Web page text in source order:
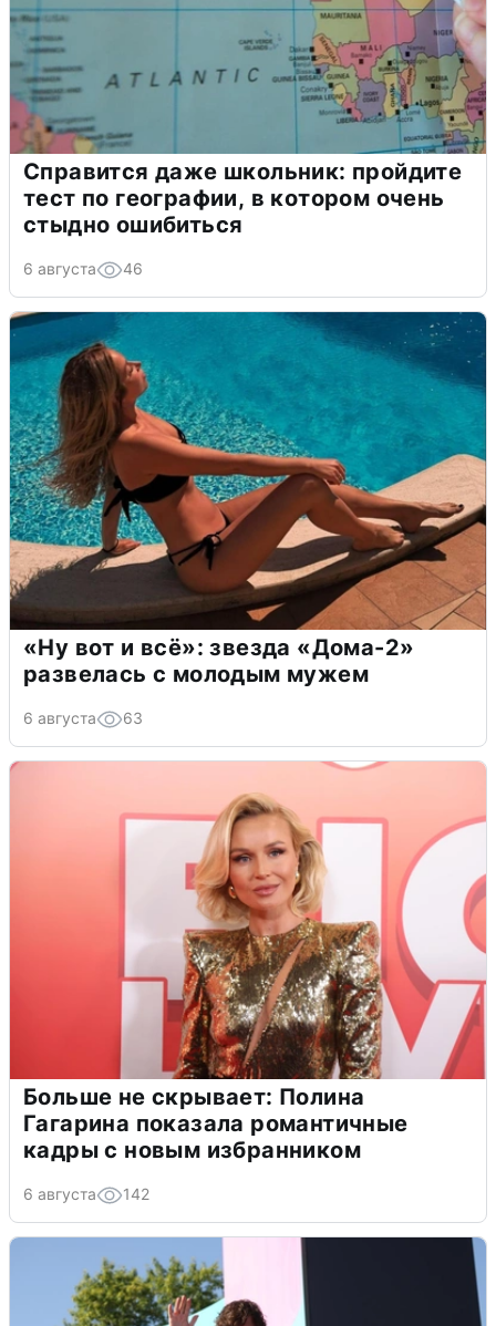
Справится даже школьник: пройдите
тест по географии, в котором очень
стыдно ошибиться
6 августа 46
«Ну вот и всё»: звезда «Дома-2»
развелась с молодым мужем
6 августа 63
Больше не скрывает: Полина
Гагарина показала романтичные
кадры с новым избранником
6 августа 142